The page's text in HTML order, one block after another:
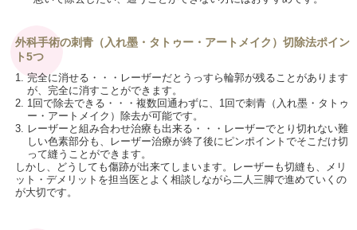
外科手術の刺青（入れ墨・タトゥー・アートメイク）切除法ポイン
ト5つ
1. 完全に消せる・・・レーザーだとうっすら輪郭が残ることがあります
が、完全に消すことができます。
2. 1回で除去できる・・・複数回通わずに、1回で刺青（入れ墨・タトゥ
ー・アートメイク）除去が可能です。
3. レーザーと組み合わせ治療も出来る・・・レーザーでとり切れない難
しい色素部分も、レーザー治療が終了後にピンポイントでそこだけ切
って縫うことができます。
しかし、どうしても傷跡が出来てしまいます。レーザーも切縫も、メリ
ット・デメリットを担当医とよく相談しながら二人三脚で進めていくの
が大切です。